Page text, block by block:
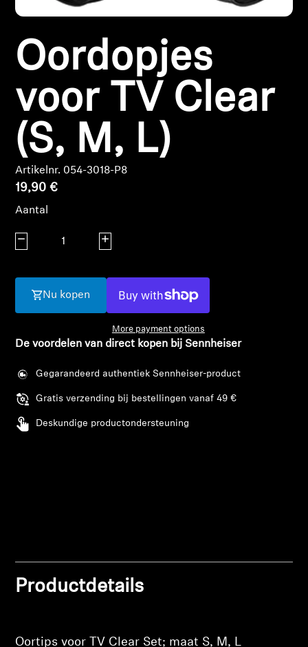
Gehoor per categorie
TV-koptelefoons voor gehoorondersteuning
Gehoorbronnen
Soundbars
AMBEO soundbars en Subs
Ontdek AMBEO
Professioneel
Oordopjes
voor TV Clear
(S, M, L)
Artikelnr. 054-3018-P8
19,90 €
Aantal
Aantal verlagen Aantal verhogen
Nu kopen
More payment options
De voordelen van direct kopen bij Sennheiser
Gegarandeerd authentiek Sennheiser-product
Gratis verzending bij bestellingen vanaf 49 €
Deskundige productondersteuning
Productdetails
Oortips voor TV Clear Set; maat S, M, L